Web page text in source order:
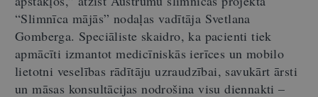
“Slimnīca mājās” nodaļas vadītāja Svetlana
Gomberga. Speciāliste skaidro, ka pacienti tiek
apmācīti izmantot medicīniskās ierīces un mobilo
lietotni veselības rādītāju uzraudzībai, savukārt ārsti
un māsas konsultācijas nodrošina visu diennakti–